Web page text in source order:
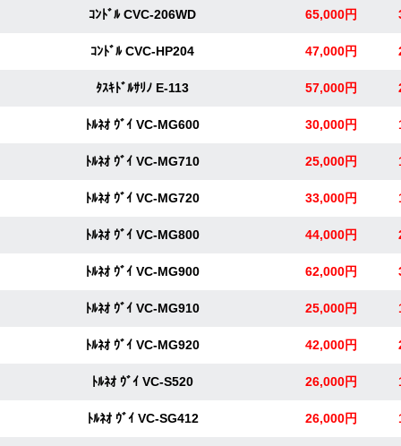
ｺﾝﾄﾞﾙ CVC-206WD 65,000円
ｺﾝﾄﾞﾙ CVC-HP204 47,000円
ﾀｽｷﾄﾞﾙｻﾘﾉ E-113 57,000円
ﾄﾙﾈｵ ｳﾞｲ VC-MG600 30,000円
ﾄﾙﾈｵ ｳﾞｲ VC-MG710 25,000円
ﾄﾙﾈｵ ｳﾞｲ VC-MG720 33,000円
ﾄﾙﾈｵ ｳﾞｲ VC-MG800 44,000円
ﾄﾙﾈｵ ｳﾞｲ VC-MG900 62,000円
ﾄﾙﾈｵ ｳﾞｲ VC-MG910 25,000円
ﾄﾙﾈｵ ｳﾞｲ VC-MG920 42,000円
ﾄﾙﾈｵ ｳﾞｲ VC-S520 26,000円
ﾄﾙﾈｵ ｳﾞｲ VC-SG412 26,000円